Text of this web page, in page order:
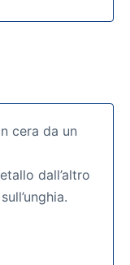
cera da un
dall’altro